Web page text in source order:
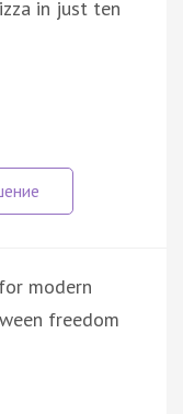
in just ten
modern
freedom